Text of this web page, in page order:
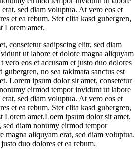
sed diam voluptua. At vero eos et
et ea rebum. Stet clita kasd gubergren,
Lorem amet.
consetetur sadipscing elitr, sed diam
ut labore et dolore magna aliquyam
vero eos et accusam et justo duo dolores
gubergren, no sea takimata sanctus est
Lorem ipsum dolor sit amet, consetetur
eirmod tempor invidunt ut labore
sed diam voluptua. At vero eos et
et ea rebum. Stet clita kasd gubergren,
Lorem amet.Loem ipsum dolor sit amet,
sed diam nonumy eirmod tempor
magna aliquyam erat, sed diam voluptua.
duo dolores et ea rebum.